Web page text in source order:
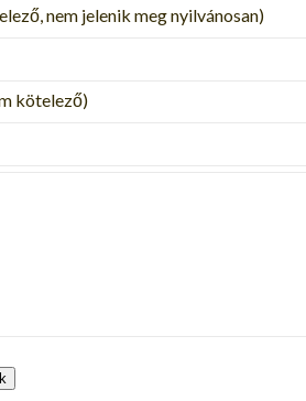
nem jelenik meg nyilvánosan)
kötelező)